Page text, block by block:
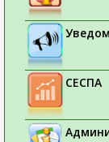
СЕСПА